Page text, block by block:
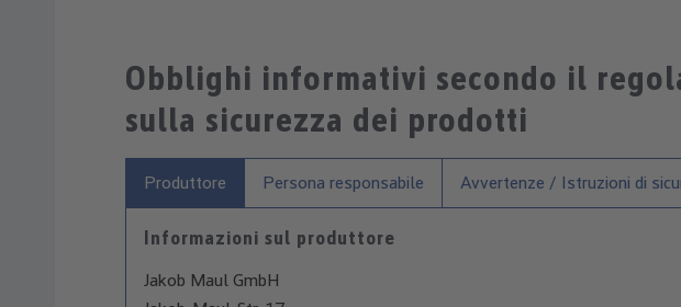
Obblighi informativi secondo il
sulla sicurezza dei prodotti
Produttore Persona responsabile Avvertenze / Istruzioni di
Informazioni sul produttore
Jakob Maul GmbH